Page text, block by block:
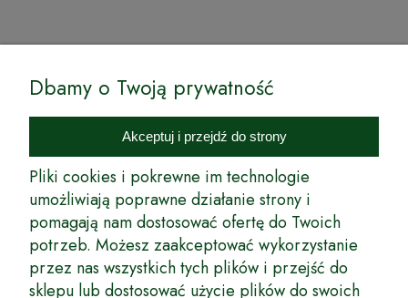
Internetowy Sklep Ogrodniczy Podkarpackie Sady to inicjatywa
podkarpackich szkółkarzy, której zamierzeniem jest wprowadzenie na
rynek wysokiej jakości drzewek owocowych, drzewek ozdobnych oraz
innych produktów pozwalających na uprawianie zarówno małych, jak
i dużych sadów oraz ogrodów.
Wspólnie stworzyliśmy dla Państwa kompleksową ofertę - wspaniałe
produkty, dary ziemi ze szkółek drzewek ozdobnych i owocowych,
których tradycje sięgają roku 1953. Drzewka produkowane są
z najwyższą starannością przez trzecie pokolenie plantatorów.
Dbamy o Twoją prywatność
Akceptuj i przejdź do strony
Pliki cookies i pokrewne im technologie
umożliwiają poprawne działanie strony i
pomagają nam dostosować ofertę do Twoich
potrzeb. Możesz zaakceptować wykorzystanie
przez nas wszystkich tych plików i przejść do
sklepu lub dostosować użycie plików do swoich